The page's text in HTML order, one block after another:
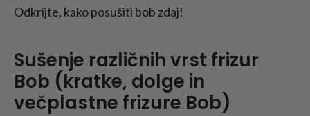
Odkrijte, kako posušiti bob zdaj!
Sušenje različnih vrst frizur
Bob (kratke, dolge in
večplastne frizure Bob)